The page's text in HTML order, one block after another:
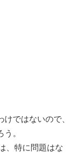
ではないので、
。
、特に問題はな